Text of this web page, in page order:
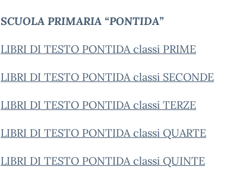
SCUOLA PRIMARIA “PONTIDA”
LIBRI DI TESTO PONTIDA classi PRIME
LIBRI DI TESTO PONTIDA classi SECONDE
LIBRI DI TESTO PONTIDA classi TERZE
LIBRI DI TESTO PONTIDA classi QUARTE
LIBRI DI TESTO PONTIDA classi QUINTE